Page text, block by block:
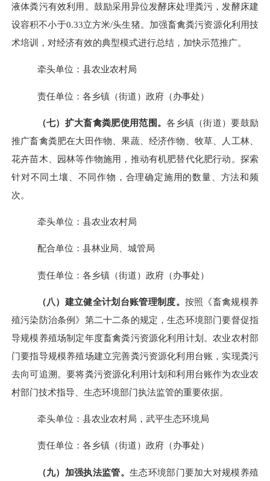
液体粪污有效利用。鼓励采用异位发酵床处理粪污，发酵床建
设容积不小于0.33立方米/头生猪。加强畜禽粪污资源化利用技
术培训，对经济有效的典型模式进行总结，加快示范推广。
牵头单位：县农业农村局
责任单位：各乡镇（街道）政府（办事处）
（七）扩大畜禽粪肥使用范围。各乡镇（街道）要鼓励
推广畜禽粪肥在大田作物、果蔬、经济作物、牧草、人工林、
花卉苗木、园林等作物施用，推动有机肥替代化肥行动。探索
针对不同土壤、不同作物，合理确定施用的数量、方法和频
次。
牵头单位：县农业农村局
配合单位：县林业局、城管局
责任单位：各乡镇（街道）政府（办事处）
（八）建立健全计划台账管理制度。 按照《畜禽规模养
殖污染防治条例》第二十二条的规定，生态环境部门要督促指
导规模养殖场制定年度畜禽粪污资源化利用计划。农业农村部
门要指导规模养殖场建立完善粪污资源化利用台账，实现粪污
去向可追溯。要将粪污资源化利用计划和利用台账作为农业农
村部门技术指导、生态环境部门执法监管的重要依据。
牵头单位：县农业农村局，武平生态环境局
责任单位：各乡镇（街道）政府（办事处）
（九）加强执法监管。 生态环境部门要加大对规模养殖